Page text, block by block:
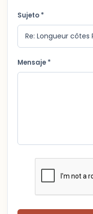
Sujeto *
Mensaje *